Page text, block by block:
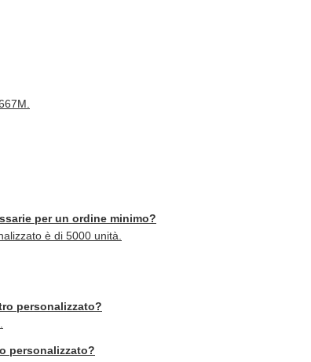
per un ordine minimo?
è di 5000 unità.
personalizzato?
personalizzato?